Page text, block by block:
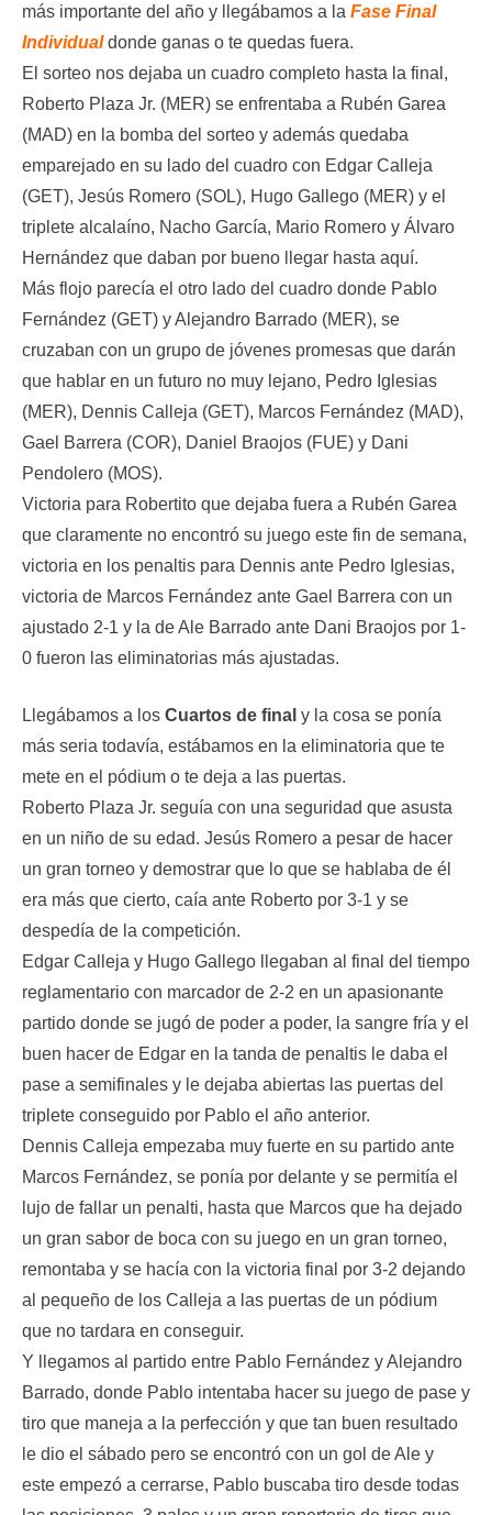
más importante del año y llegábamos a la Fase Final
Individualdonde ganas o te quedas fuera.
El sorteo nos dejaba un cuadro completo hasta la final,
Roberto Plaza Jr. (MER) se enfrentaba a Rubén Garea
(MAD) en la bomba del sorteo y además quedaba
emparejado en su lado del cuadro con Edgar Calleja
(GET), Jesús Romero (SOL), Hugo Gallego (MER) y el
triplete alcalaíno, Nacho García, Mario Romero y Álvaro
Hernández que daban por bueno llegar hasta aquí.
Más flojo parecía el otro lado del cuadro donde Pablo
Fernández (GET) y Alejandro Barrado (MER), se
cruzaban con un grupo de jóvenes promesas que darán
que hablar en un futuro no muy lejano, Pedro Iglesias
(MER), Dennis Calleja (GET), Marcos Fernández (MAD),
Gael Barrera (COR), Daniel Braojos (FUE) y Dani
Pendolero (MOS).
Victoria para Robertito que dejaba fuera a Rubén Garea
que claramente no encontró su juego este fin de semana,
victoria en los penaltis para Dennis ante Pedro Iglesias,
victoria de Marcos Fernández ante Gael Barrera con un
ajustado 2-1 y la de Ale Barrado ante Dani Braojos por 1-
0 fueron las eliminatorias más ajustadas.
Llegábamos a los Cuartos de final y la cosa se ponía
más seria todavía, estábamos en la eliminatoria que te
mete en el pódium o te deja a las puertas.
Roberto Plaza Jr. seguía con una seguridad que asusta
en un niño de su edad. Jesús Romero a pesar de hacer
un gran torneo y demostrar que lo que se hablaba de él
era más que cierto, caía ante Roberto por 3-1 y se
despedía de la competición.
Edgar Calleja y Hugo Gallego llegaban al final del tiempo
reglamentario con marcador de 2-2 en un apasionante
partido donde se jugó de poder a poder, la sangre fría y el
buen hacer de Edgar en la tanda de penaltis le daba el
pase a semifinales y le dejaba abiertas las puertas del
triplete conseguido por Pablo el año anterior.
Dennis Calleja empezaba muy fuerte en su partido ante
Marcos Fernández, se ponía por delante y se permitía el
lujo de fallar un penalti, hasta que Marcos que ha dejado
un gran sabor de boca con su juego en un gran torneo,
remontaba y se hacía con la victoria final por 3-2 dejando
al pequeño de los Calleja a las puertas de un pódium
que no tardara en conseguir.
Y llegamos al partido entre Pablo Fernández y Alejandro
Barrado, donde Pablo intentaba hacer su juego de pase y
tiro que maneja a la perfección y que tan buen resultado
le dio el sábado pero se encontró con un gol de Ale y
este empezó a cerrarse, Pablo buscaba tiro desde todas